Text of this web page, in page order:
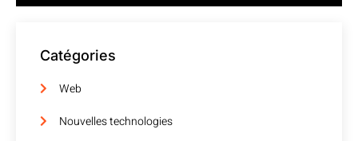
Catégories
Web
Nouvelles technologies